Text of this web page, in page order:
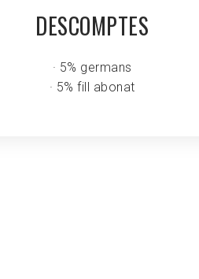
DESCOMPTES
· 5% germans
· 5% fill abonat